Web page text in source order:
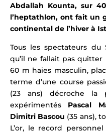
Abdallah Kounta, sur
l’heptathlon, ont fait un
continental de l’hiver à
Tous les spectateurs du
qu’il ne fallait pas
60 m haies masculin,
terme d’une course
(23 ans) décroche la
expérimentés Pascal
Dimitri Bascou (35 ans),
L’or, le record